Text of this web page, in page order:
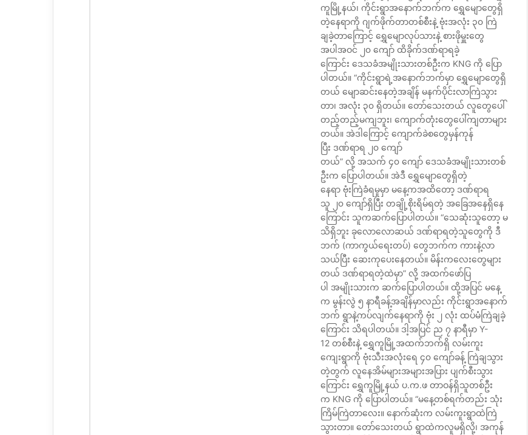
ကူမြို့နယ်၊ ကိုင်းရွာအနောက်ဘက်က ရွှေမျောတွေရှိ
တဲ့နေရာကို ဂျက်ဖိုက်တာတစ်စီးနဲ့ ဗုံးအလုံး ၃၀ ကြဲ
ချခဲ့တာကြောင့် ရွှေမျောလုပ်သားနဲ့ စားဖိုမှူးတွေ
အပါအဝင် ၂၀ ကျော် ထိခိုက်ဒဏ်ရာရခဲ့
ကြောင်း ဒေသခံအမျိုးသားတစ်ဦးက KNG ကို ပြော
ပါတယ်။ “ကိုင်းရွာရဲ့အနောက်ဘက်မှာ ရွှေမျောတွေရှိ
တယ် မျောဆင်းနေတဲ့အချိန် မနက်ပိုင်းလာကြဲသွား
တာ၊ အလုံး ၃၀ ရှိတယ်။ တော်သေးတယ် လူတွေပေါ်
တည့်တည့်မကျဘူး၊ ကျောက်တုံးတွေပေါ်ကျတာများ
တယ်။ အဲဒါကြောင့် ကျောက်ခဲစတွေမှန်ကုန်
ပြီး ဒဏ်ရာရ ၂၀ ကျော်
တယ်” လို့ အသက် ၄၀ ကျော် ဒေသခံအမျိုးသားတစ်
ဦးက ပြောပါတယ်။ အဲဒီ ရွှေမျောတွေရှိတဲ့
နေရာ ဗုံးကြဲခံရမှုမှာ မနေ့ကအထိတော့ ဒဏ်ရာရ
သူ ၂၀ ကျော်ရှိပြီး တချို့စိုးရိမ်ရတဲ့ အခြေအနေရှိနေ
ကြောင်း သူကဆက်ပြောပါတယ်။ “သေဆုံးသူတော့ မ
သိရှိဘူး ခုလောလောဆယ် ဒဏ်ရာရတဲ့သူတွေကို ဒီ
ဘက် (ကာကွယ်ရေးတပ်) တွေဘက်က ကားနဲ့လာ
သယ်ပြီး ဆေးကုပေးနေတယ်။ မိန်းကလေးတွေများ
တယ် ဒဏ်ရာရတဲ့ထဲမှာ” လို့ အထက်ဖော်ပြ
ပါ အမျိုးသားက ဆက်ပြောပါတယ်။ ထို့အပြင် မနေ့
က မွန်းလွဲ ၅ နာရီခန့်အချိန်မှာလည်း ကိုင်းရွာအနောက်
ဘက် ရွာနဲ့ကပ်လျက်နေရာကို ဗုံး ၂ လုံး ထပ်မံကြဲချခဲ့
ကြောင်း သိရပါတယ်။ ဒါ့အပြင် ည ၇ နာရီမှာ Y-
12 တစ်စီးနဲ့ ရွှေကူမြို့အထက်ဘက်ရှိ လမ်းကူး
ကျေးရွာကို ဗုံးသီးအလုံးရေ ၄၀ ကျော်ခန့် ကြဲချသွား
တဲ့တွက် လူနေအိမ်များအများအပြား ပျက်စီးသွား
ကြောင်း ရွှေကူမြို့နယ် ပ.က.ဖ တာဝန်ရှိသူတစ်ဦး
က KNG ကို ပြောပါတယ်။ “မနေ့တစ်ရက်တည်း သုံး
ကြိမ်ကြဲတာလေး။ နောက်ဆုံးက လမ်းကူးရွာထဲကြဲ
သွားတာ။ တော်သေးတယ် ရွာထဲကလူမရှိလို့၊ အကုန်